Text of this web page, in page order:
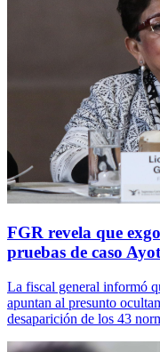
FGR revela que
pruebas de caso
La fiscal general informó
apuntan al presunto
desaparición de los 43